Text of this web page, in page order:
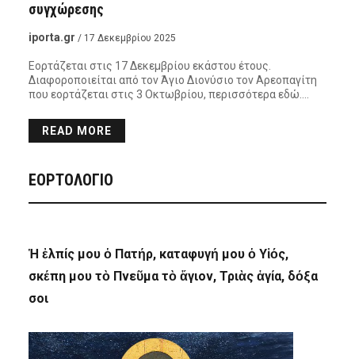
συγχώρεσης
iporta.gr / 17 Δεκεμβρίου 2025
Εορτάζεται στις 17 Δεκεμβρίου εκάστου έτους.
Διαφοροποιείται από τον Άγιο Διονύσιο τον Αρεοπαγίτη
που εορτάζεται στις 3 Οκτωβρίου, περισσότερα εδώ….
READ MORE
ΕΟΡΤΟΛΟΓΙΟ
Ἡ ἐλπίς μου ὁ Πατήρ, καταφυγή μου ὁ Υἱός,
σκέπη μου τὸ Πνεῦμα τὸ ἅγιον, Τριὰς ἁγία, δόξα
σοι